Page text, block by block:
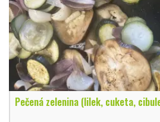
Pečená zelenina (lilek, cuketa,